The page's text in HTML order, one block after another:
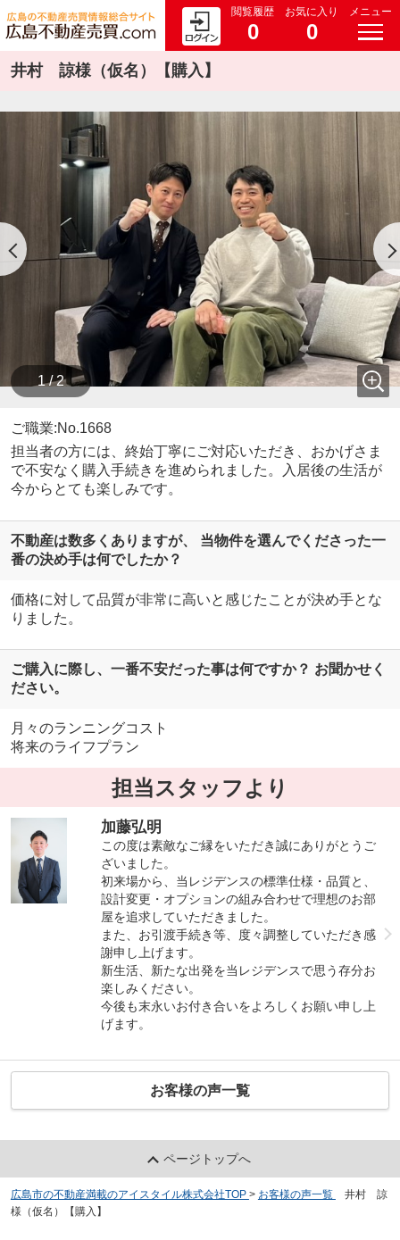
閲覧履歴
0
お気に入り
0
メニュー
井村 諒様（仮名）【購入】
1 / 2
ご職業:No.1668
担当者の方には、終始丁寧にご対応いただき、おかげさま
で不安なく購入手続きを進められました。入居後の生活が
今からとても楽しみです。
不動産は数多くありますが、 当物件を選んでくださった一
番の決め手は何でしたか？
価格に対して品質が非常に高いと感じたことが決め手とな
りました。
ご購入に際し、一番不安だった事は何ですか？ お聞かせく
ださい。
月々のランニングコスト
将来のライフプラン
担当スタッフより
加藤弘明
この度は素敵なご縁をいただき誠にありがとうご
ざいました。
初来場から、当レジデンスの標準仕様・品質と、
設計変更・オプションの組み合わせで理想のお部
屋を追求していただきました。
また、お引渡手続き等、度々調整していただき感
謝申し上げます。
新生活、新たな出発を当レジデンスで思う存分お
楽しみください。
今後も末永いお付き合いをよろしくお願い申し上
げます。
お客様の声一覧
ページトップへ
広島市の不動産満載のアイスタイル株式会社TOP > お客様の声一覧
井村 諒
様（仮名）【購入】